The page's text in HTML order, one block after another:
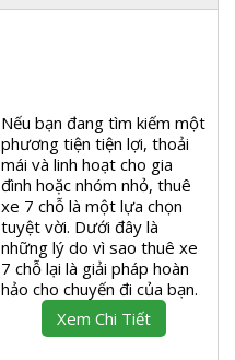
Nếu bạn đang tìm kiếm một
phương tiện tiện lợi, thoải
mái và linh hoạt cho gia
đình hoặc nhóm nhỏ, thuê
xe 7 chỗ là một lựa chọn
tuyệt vời. Dưới đây là
những lý do vì sao thuê xe
7 chỗ lại là giải pháp hoàn
hảo cho chuyến đi của bạn.
Xem Chi Tiết